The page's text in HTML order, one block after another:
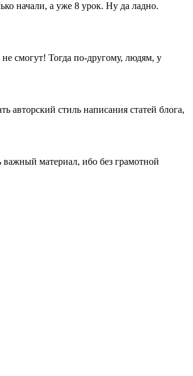
начали, а уже 8 урок. Ну да ладно.
смогут! Тогда по-другому, людям, у
авторский стиль написания статей блога,
важный материал, ибо без грамотной